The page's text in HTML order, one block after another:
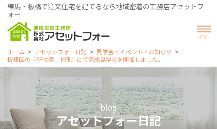
練馬・板橋で注文住宅を建てるなら地域密着の工務店アセットフ
ォー
ホーム アセットフォー日記
見学会・イベント・お知らせ
板橋区の『FPの家 M邸』にて完成見学会を開催しました。
blog
アセットフォー日記